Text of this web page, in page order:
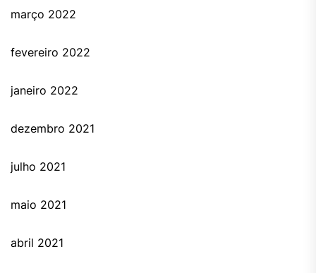
março 2022
fevereiro 2022
janeiro 2022
dezembro 2021
julho 2021
maio 2021
abril 2021